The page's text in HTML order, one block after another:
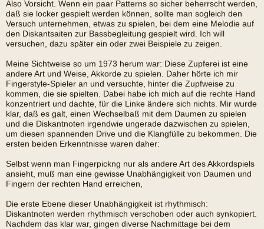
Also Vorsicht. Wenn ein paar Patterns so sicher beherrscht werden,
daß sie locker gespielt werden können, sollte man sogleich den
Versuch unternehmen, etwas zu spielen, bei dem eine Melodie auf
den Diskantsaiten zur Bassbegleitung gespielt wird. Ich will
versuchen, dazu später ein oder zwei Beispiele zu zeigen.
Meine Sichtweise so um 1973 herum war: Diese Zupferei ist eine
andere Art und Weise, Akkorde zu spielen. Daher hörte ich mir
Fingerstyle-Spieler an und versuchte, hinter die Zupfweise zu
kommen, die sie spielten. Dabei habe ich mich auf die rechte Hand
konzentriert und dachte, für die Linke ändere sich nichts. Mir wurde
klar, daß es galt, einen Wechselbaß mit dem Daumen zu spielen
und die Diskantnoten irgendwie ungerade dazwischen zu spielen,
um diesen spannenden Drive und die Klangfülle zu bekommen. Die
ersten beiden Erkenntnisse waren daher:
Selbst wenn man Fingerpickng nur als andere Art des Akkordspiels
ansieht, muß man eine gewisse Unabhängigkeit von Daumen und
Fingern der rechten Hand erreichen,
Die erste Ebene dieser Unabhängigkeit ist rhythmisch:
Diskantnoten werden rhythmisch verschoben oder auch synkopiert.
Nachdem das klar war, gingen diverse Nachmittage bei dem